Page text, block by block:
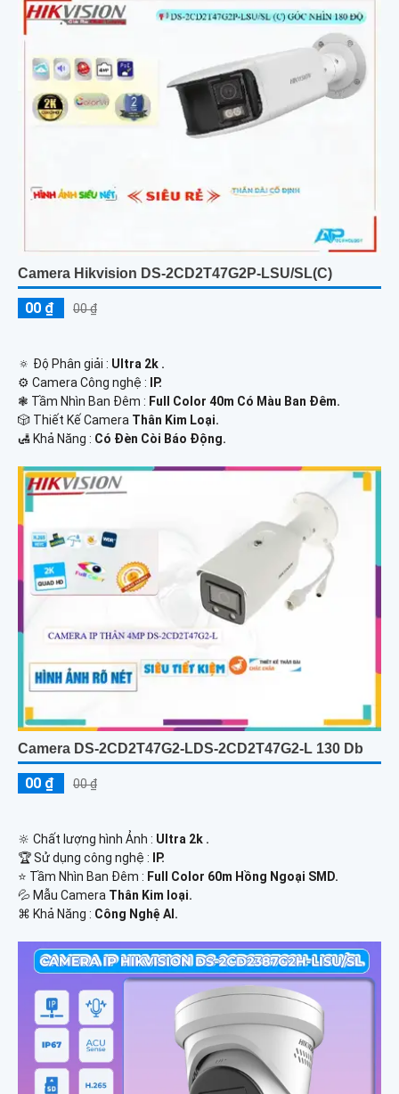
Camera Hikvision DS-2CD2T47G2P-LSU/SL(C)
00 ₫ 00 ₫
🔅 Độ Phân giải : Ultra 2k .
⚙ Camera Công nghệ :
IP.
❃ Tầm Nhìn Ban Đêm : Full Color 40m Có Màu Ban Đêm.
🎲 Thiết Kế Camera Thân Kim Loại.
️🛃 Khả Năng : Có Đèn Còi Báo Động.
Camera DS-2CD2T47G2-LDS-2CD2T47G2-L 130 Db
00 ₫ 00 ₫
🔆 Chất lượng hình Ảnh : Ultra 2k .
🏆 Sử dụng công nghệ :
IP.
⭐ Tầm Nhìn Ban Đêm : Full Color 60m Hồng Ngoại SMD.
💦 Mẫu Camera Thân Kim loại.
️⌘ Khả Năng : Công Nghệ AI.